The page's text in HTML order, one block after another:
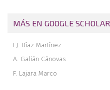
MÁS EN GOOGLE SCHOLAR
FJ. Díaz Martínez
A. Galián Cánovas
F. Lajara Marco